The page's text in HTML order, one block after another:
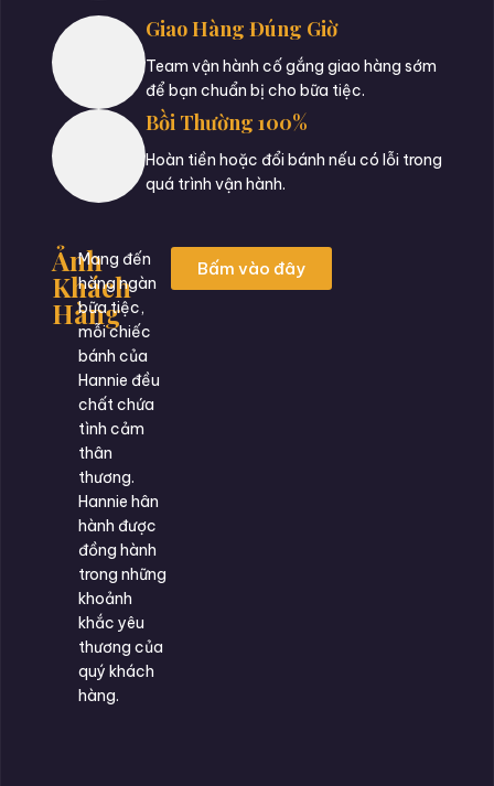
Giao Hàng Đúng Giờ
Team vận hành cố gắng giao hàng sớm
để bạn chuẩn bị cho bữa tiệc.
Bồi Thường 100%
Hoàn tiền hoặc đổi bánh nếu có lỗi trong
quá trình vận hành.
Ảnh
Khách
Hàng
Mang đến
hàng ngàn
bữa tiệc,
mỗi chiếc
bánh của
Hannie đều
chất chứa
tình cảm
thân
thương.
Hannie hân
hành được
đồng hành
trong những
khoảnh
khắc yêu
thương của
quý khách
hàng.
Bấm vào đây